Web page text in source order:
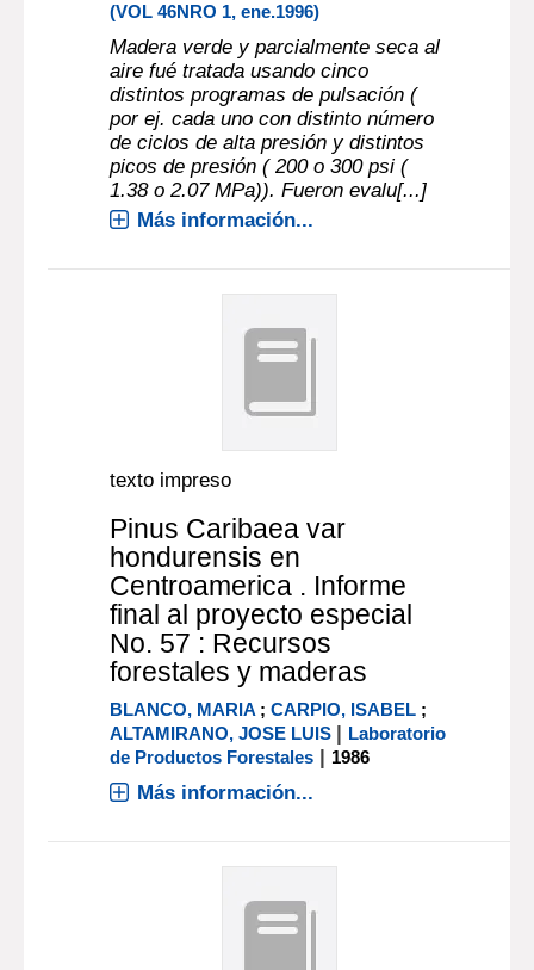
(VOL 46NRO 1, ene.1996)
Madera verde y parcialmente seca al
aire fué tratada usando cinco
distintos programas de pulsación (
por ej. cada uno con distinto número
de ciclos de alta presión y distintos
picos de presión ( 200 o 300 psi (
1.38 o 2.07 MPa)). Fueron evalu[...]
Más información...
texto impreso
Pinus Caribaea var
hondurensis en
Centroamerica . Informe
final al proyecto especial
No. 57 : Recursos
forestales y maderas
BLANCO, MARIA ;CARPIO, ISABEL ;
ALTAMIRANO, JOSE LUIS | Laboratorio
de Productos Forestales | 1986
Más información...